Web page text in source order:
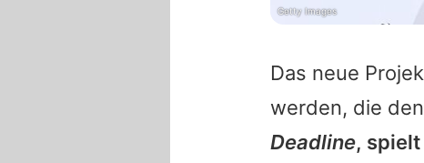
Das neue
werden, die
Deadline,
Getty Images